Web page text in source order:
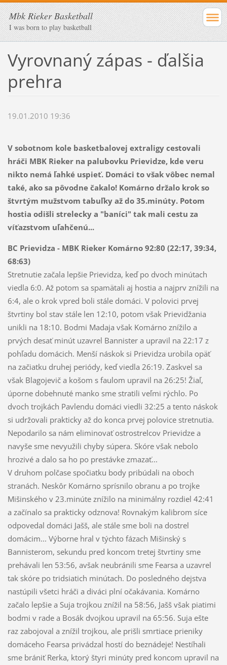
Mbk Rieker Basketball
I was born to play basketball
Vyrovnaný zápas - ďalšia
prehra
19.01.2010 19:36
V sobotnom kole basketbalovej extraligy cestovali
hráči MBK Rieker na palubovku Prievidze, kde veru
nikto nemá ľahké uspieť. Domáci to však vôbec nemal
také, ako sa pôvodne čakalo! Komárno držalo krok so
štvrtým mužstvom tabuľky až do 35.minúty. Potom
hostia odišli strelecky a "baníci" tak mali cestu za
víťazstvom uľahčenú...
BC Prievidza - MBK Rieker Komárno 92:80 (22:17, 39:34,
68:63)
Stretnutie začala lepšie Prievidza, keď po dvoch minútach
viedla 6:0. Až potom sa spamätali aj hostia a najprv znížili na
6:4, ale o krok vpred boli stále domáci. V polovici prvej
štvrtiny bol stav stále len 12:10, potom však Prievidžania
unikli na 18:10. Bodmi Madaja však Komárno znížilo a
prvých desať minút uzavrel Bannister a upravil na 22:17 z
pohľadu domácich. Menší náskok si Prievidza urobila opäť
na začiatku druhej periódy, keď viedla 26:19. Zaskvel sa
však Blagojevič a košom s faulom upravil na 26:25! Žiaľ,
úporne dobehnuté manko sme stratili veľmi rýchlo. Po
dvoch trojkách Pavlendu domáci viedli 32:25 a tento náskok
si udržovali prakticky až do konca prvej polovice stretnutia.
Nepodarilo sa nám eliminovať ostrostrelcov Prievidze a
navyše sme nevyužili chyby súpera. Skóre však nebolo
hrozivé a dalo sa ho po prestávke zmazať...
V druhom polčase spočiatku body pribúdali na oboch
stranách. Neskôr Komárno sprísnilo obranu a po trojke
Mišinského v 23.minúte znížilo na minimálny rozdiel 42:41
a začínalo sa prakticky odznova! Rovnakým kalibrom síce
odpovedal domáci Jašš, ale stále sme boli na dostrel
domácim... Výborne hral v týchto fázach Mišinský s
Bannisterom, sekundu pred koncom tretej štvrtiny sme
prehávali len 53:56, avšak neubránili sme Fearsa a uzavrel
tak skóre po tridsiatich minútach. Do posledného dejstva
nastúpili všetci hráči a diváci plní očakávania. Komárno
začalo lepšie a Suja trojkou znížil na 58:56, Jašš však piatimi
bodmi v rade a Bosák dvojkou upravil na 65:56. Suja ešte
raz zabojoval a znížil trojkou, ale prišli smrtiace prieniky
domáceho Fearsa privádzal hostí do beznádeje! Nestíhali
sme brániť Rerka, ktorý štyri minúty pred koncom upravil na